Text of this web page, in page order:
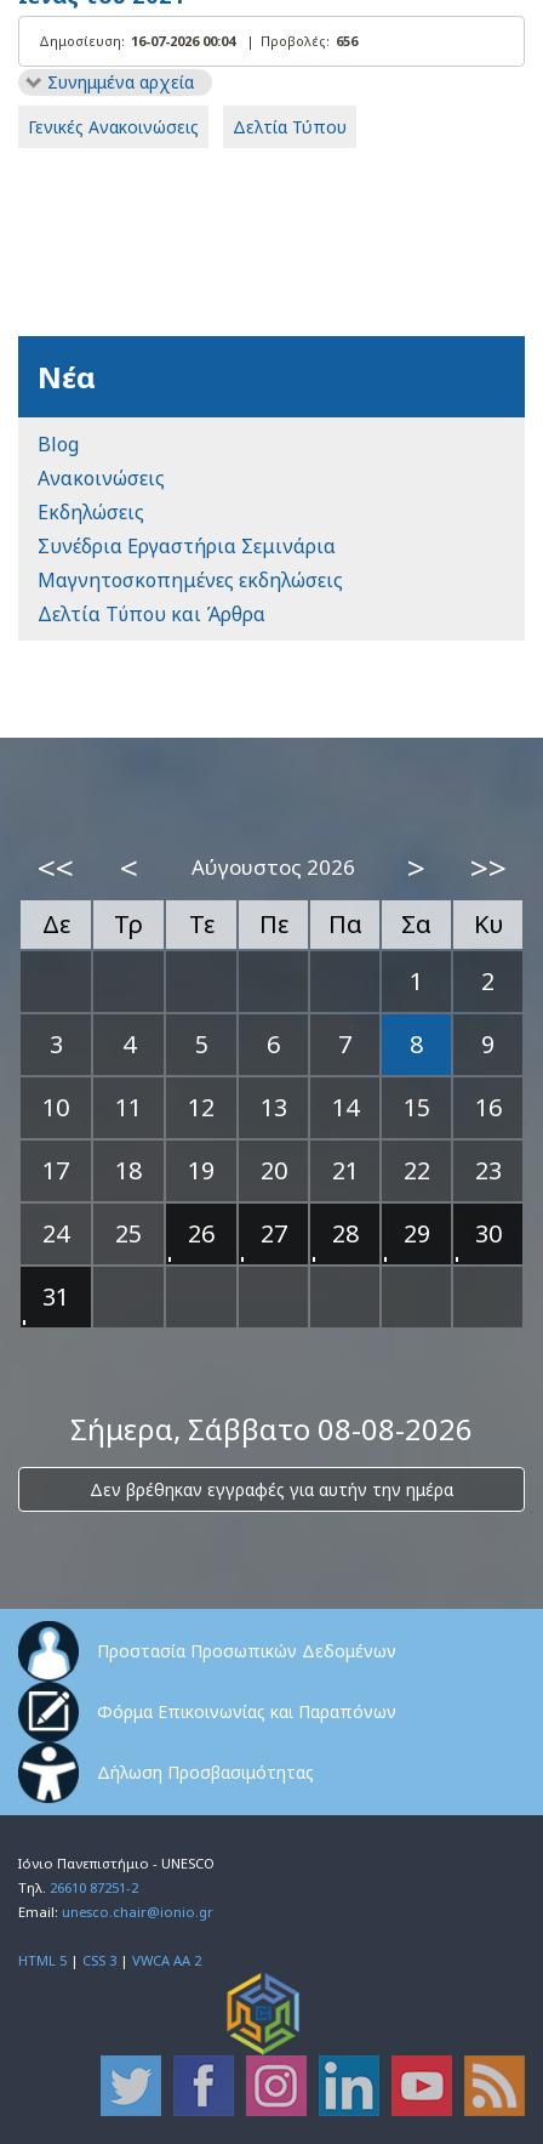
Δημοσίευση: 16-07-2026 00:04 | Προβολές: 656
Συνημμένα αρχεία
Γενικές Ανακοινώσεις
Δελτία Τύπου
Νέα
Blog
Ανακοινώσεις
Εκδηλώσεις
Συνέδρια Εργαστήρια Σεμινάρια
Μαγνητοσκοπημένες εκδηλώσεις
Δελτία Τύπου και Άρθρα
<< < Αύγουστος 2026 > >>
Δε Τρ Τε Πε Πα Σα
Κυ
1
2
3
4 5 6 7 8
9
10
11 12 13 14 15
16
17
18 19 20 21 22
23
24
25 26 27 28 29
30
31
Σήμερα, Σάββατο 08-08-2026
Δεν βρέθηκαν εγγραφές για αυτήν την ημέρα
Προστασία Προσωπικών Δεδομένων
Φόρμα Επικοινωνίας και Παραπόνων
Δήλωση Προσβασιμότητας
Ιόνιο Πανεπιστήμιο - UNESCO
Τηλ. 26610 87251-2
Email: unesco.chair@ionio.gr
HTML 5 | CSS 3 | VWCA AA 2